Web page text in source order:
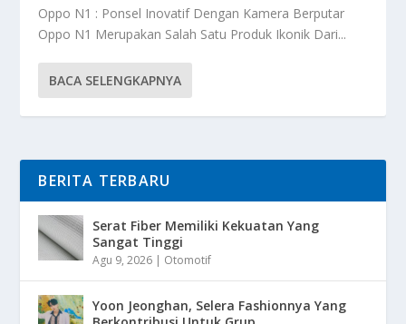
Oppo N1 : Ponsel Inovatif Dengan Kamera Berputar
Oppo N1 Merupakan Salah Satu Produk Ikonik Dari...
BACA SELENGKAPNYA
BERITA TERBARU
Serat Fiber Memiliki Kekuatan Yang
Sangat Tinggi
Agu 9, 2026 | Otomotif
Yoon Jeonghan, Selera Fashionnya Yang